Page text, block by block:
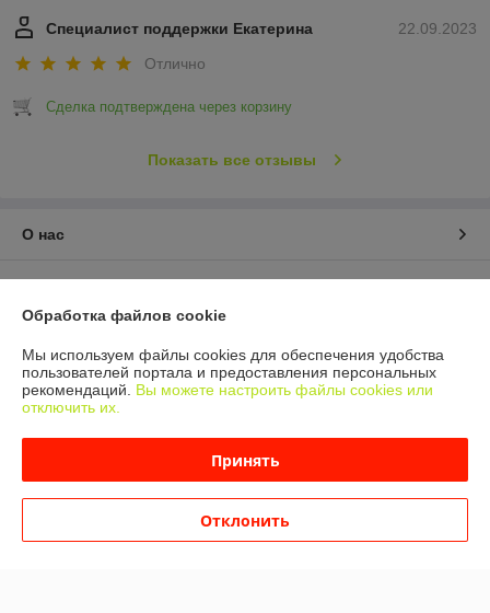
22.09.2023
Специалист поддержки Екатерина
Отлично
Сделка подтверждена через корзину
Показать все отзывы
О нас
Контакты
График работы
Полная версия сайта
Сайт создан на платформе Deal.by
Обработка файлов cookie
Мы используем файлы cookies для обеспечения удобства
пользователей портала и предоставления персональных
рекомендаций. Вы можете настроить файлы cookies или
отключить их.
Принять
Отклонить